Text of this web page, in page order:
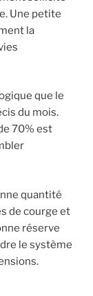
Une petite
la
que le
du mois.
70% est
quantité
de courge et
réserve
le système